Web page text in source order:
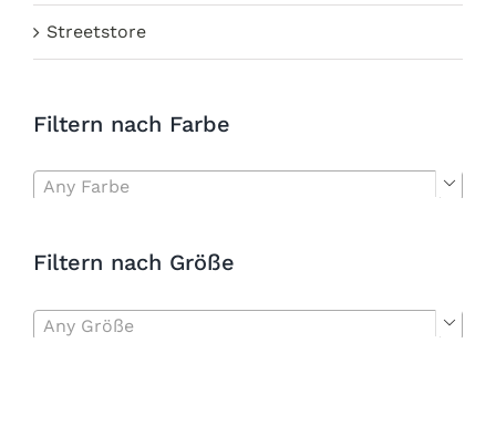
Streetstore
Filtern nach Farbe
Any Farbe 
Filtern nach Größe
Any Größe 